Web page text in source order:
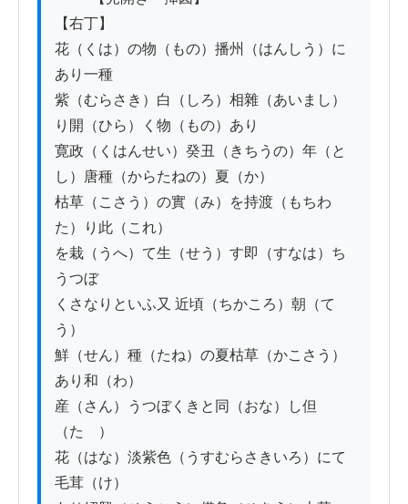
【右丁】
花（くは）の物（もの）播州（はんしう）に
あり一種
紫（むらさき）白（しろ）相雜（あいまし）
り開（ひら）く物（もの）あり
寛政（くはんせい）癸丑（きちうの）年（と
し）唐種（からたねの）夏（か）
枯草（こさう）の實（み）を持渡（もちわ
た）り此（これ）
を栽（うへ）て生（せう）す即（すなは）ち
うつぼ
くさなりといふ又 近頃（ちかころ）朝（て
う）
鮮（せん）種（たね）の夏枯草（かこさう）
あり和（わ）
産（さん）うつぼくきと同（おな）し但
（たゝ）
花（はな）淡紫色（うすむらさきいろ）にて
毛茸（け）